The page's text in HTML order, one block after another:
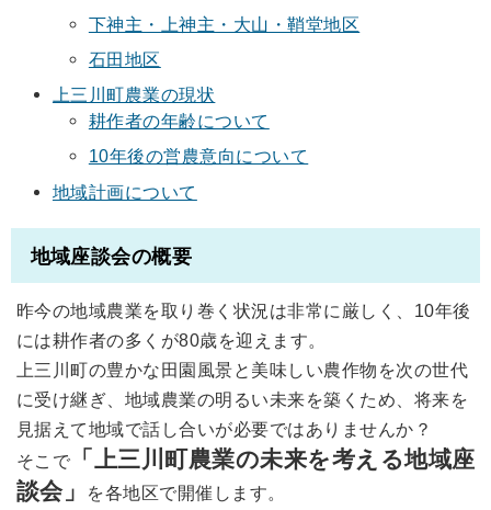
下神主・上神主・大山・鞘堂地区
石田地区
上三川町農業の現状
耕作者の年齢について
10年後の営農意向について
地域計画について
地域座談会の概要
昨今の地域農業を取り巻く状況は非常に厳しく、10年後
には耕作者の多くが80歳を迎えます。
上三川町の豊かな田園風景と美味しい農作物を次の世代
に受け継ぎ、地域農業の明るい未来を築くため、将来を
見据えて地域で話し合いが必要ではありませんか？
そこで
「上三川町農業の未来を考える地域座
談会」
を各地区で開催します。